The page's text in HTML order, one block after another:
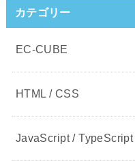
カテゴリー
EC-CUBE
HTML / CSS
JavaScript /